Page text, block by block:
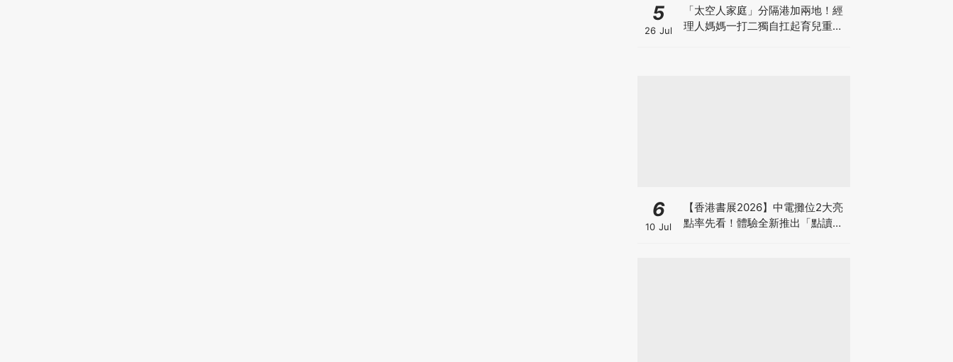
5
26 Jul
「太空人家庭」分隔港加兩地！經
理人媽媽一打二獨自扛起育兒重
6
10 Jul
【香港書展2026】中電攤位2大亮
點率先看！體驗全新推出「點讀故